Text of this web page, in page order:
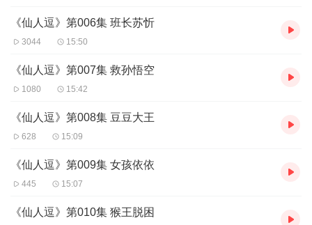
《仙人逗》第006集 班长苏忻
3044 15:50
《仙人逗》第007集 救孙悟空
1080 15:42
《仙人逗》第008集 豆豆大王
628 15:09
《仙人逗》第009集 女孩依依
445 15:07
《仙人逗》第010集 猴王脱困